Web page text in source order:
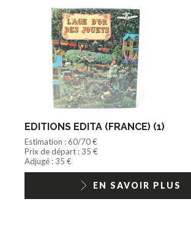
EDITIONS EDITA (FRANCE) (1)
Estimation : 60/70 €
Prix de départ : 35 €
Adjugé : 35 €
EN SAVOIR PLUS